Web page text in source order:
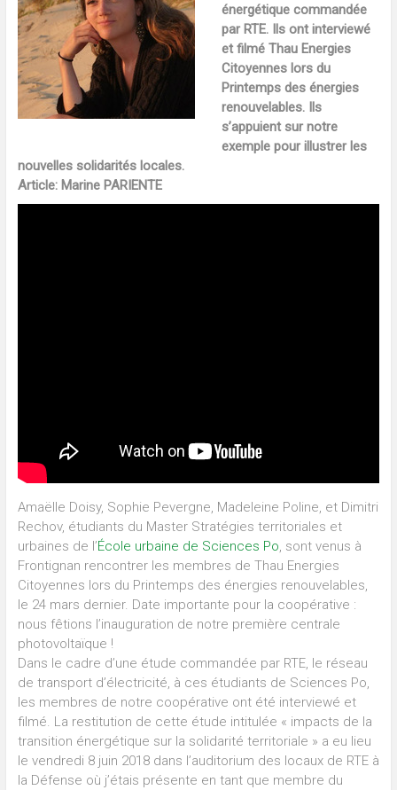
énergétique commandée
par RTE. Ils ont interviewé
et filmé Thau Energies
Citoyennes lors du
Printemps des énergies
renouvelables. Ils
s’appuient sur notre
exemple pour illustrer les
nouvelles solidarités locales.
Article: Marine PARIENTE
Amaëlle Doisy, Sophie Pevergne, Madeleine Poline, et Dimitri
Rechov, étudiants du Master Stratégies territoriales et
urbaines de l’École urbaine de Sciences Po, sont venus à
Frontignan rencontrer les membres de Thau Energies
Citoyennes lors du Printemps des énergies renouvelables,
le 24 mars dernier. Date importante pour la coopérative :
nous fêtions l’inauguration de notre première centrale
photovoltaïque !
Dans le cadre d’une étude commandée par RTE, le réseau
de transport d’électricité, à ces étudiants de Sciences Po,
les membres de notre coopérative ont été interviewé et
filmé. La restitution de cette étude intitulée « impacts de la
transition énergétique sur la solidarité territoriale » a eu lieu
le vendredi 8 juin 2018 dans l’auditorium des locaux de RTE à
la Défense où j’étais présente en tant que membre du